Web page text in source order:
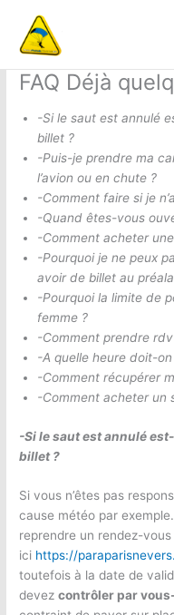
contenu
FAQ Déjà
-Si le saut est annulé
billet ?
-Puis-je prendre ma
l’avion ou en chute ?
-Comment faire si je
-Quand êtes-vous
-Comment acheter
-Pourquoi je ne peux
avoir de billet au
-Pourquoi la limite de
femme ?
-Comment prendre
-A quelle heure doit-
-Comment récupérer
-Comment acheter un
-Si le saut est annulé
billet ?
Si vous n’êtes pas
cause météo par
reprendre un rendez-vous
ici https://
toutefois à la date de
devezcontrôler par